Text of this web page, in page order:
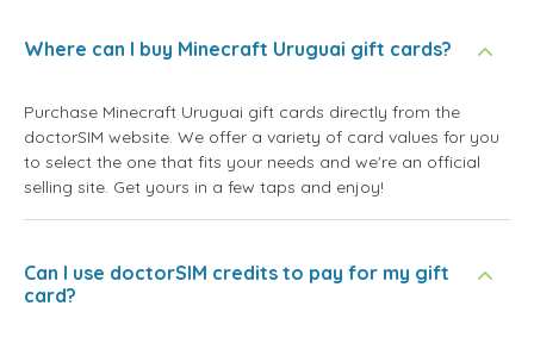
Where can I buy Minecraft Uruguai gift cards?
Purchase Minecraft Uruguai gift cards directly from the
doctorSIM website. We offer a variety of card values for you
to select the one that fits your needs and we're an official
selling site. Get yours in a few taps and enjoy!
Can I use doctorSIM credits to pay for my gift
card?